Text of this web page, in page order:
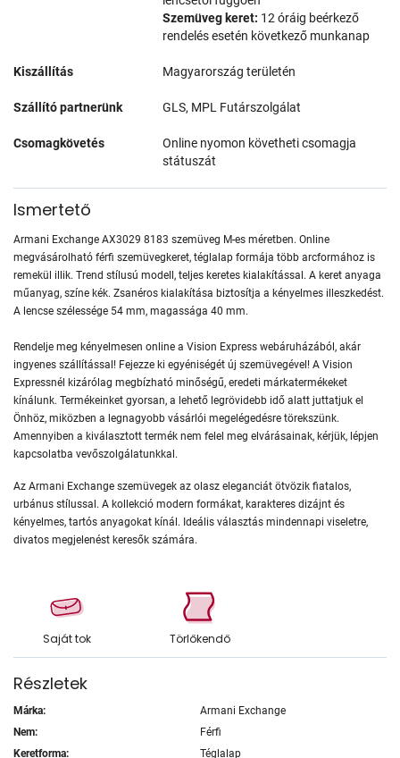
Szemüveg keret: 12 óráig beérkező
rendelés esetén következő munkanap
Kiszállítás Magyarország területén
Szállító partnerünk GLS, MPL Futárszolgálat
Csomagkövetés
Online nyomon követheti csomagja
státuszát
Ismertető
Armani Exchange AX3029 8183 szemüveg M-es méretben. Online
megvásárolható férfi szemüvegkeret, téglalap formája több arcformához is
remekül illik. Trend stílusú modell, teljes keretes kialakítással. A keret anyaga
műanyag, színe kék. Zsanéros kialakítása biztosítja a kényelmes illeszkedést.
A lencse szélessége 54 mm, magassága 40 mm.
Rendelje meg kényelmesen online a Vision Express webáruházából, akár
ingyenes szállítással! Fejezze ki egyéniségét új szemüvegével! A Vision
Expressnél kizárólag megbízható minőségű, eredeti márkatermékeket
kínálunk. Termékeinket gyorsan, a lehető legrövidebb idő alatt juttatjuk el
Önhöz, miközben a legnagyobb vásárlói megelégedésre törekszünk.
Amennyiben a kiválasztott termék nem felel meg elvárásainak, kérjük, lépjen
kapcsolatba vevőszolgálatunkkal.
Az Armani Exchange szemüvegek az olasz eleganciát ötvözik fiatalos,
urbánus stílussal. A kollekció modern formákat, karakteres dizájnt és
kényelmes, tartós anyagokat kínál. Ideális választás mindennapi viseletre,
divatos megjelenést keresők számára.
Saját tok Törlőkendő
Részletek
Márka:
Armani Exchange
Nem:
Férfi
Keretforma:
Téglalap